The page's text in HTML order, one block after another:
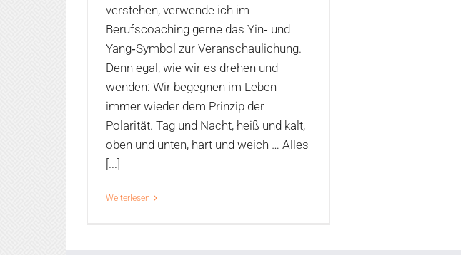
verstehen, verwende ich im
Berufscoaching gerne das Yin‑ und
Yang‑Symbol zur Veranschaulichung.
Denn egal, wie wir es drehen und
wenden: Wir begegnen im Leben
immer wieder dem Prinzip der
Polarität. Tag und Nacht, heiß und kalt,
oben und unten, hart und weich … Alles
[...]
Weiterlesen